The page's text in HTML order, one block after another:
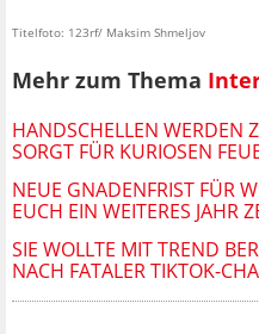
Titelfoto: 123rf/ Maksim Shmeljov
Mehr zum Thema
HANDSCHELLEN WERDEN
SORGT FÜR KURIOSEN
NEUE GNADENFRIST FÜR
EUCH EIN WEITERES JAHR
SIE WOLLTE MIT TREND
NACH FATALER TIKTOK-